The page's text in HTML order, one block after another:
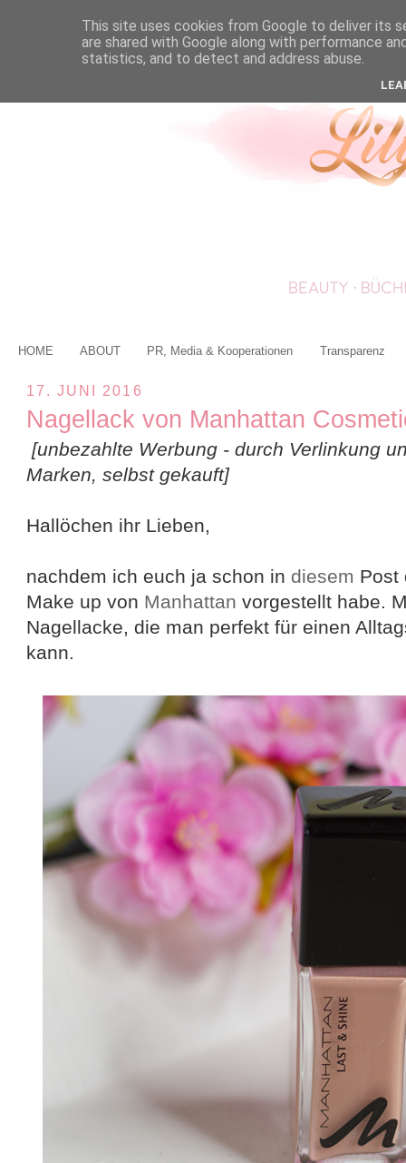
HOME ABOUT PR, Media & Kooperationen Transparenz
17. JUNI 2016
Nagellack von Manhattan
[unbezahlte Werbung - durch Verlinkung
Marken, selbst gekauft]
Hallöchen ihr Lieben,
nachdem ich euch ja schon in diesem Post
Make up von Manhattan vorgestellt habe.
Nagellacke, die man perfekt für einen
kann.
This site uses cookies from Google to deliver its
are shared with Google along with performance
statistics, and to detect and address abuse.